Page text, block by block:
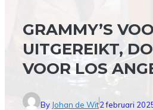
GRAMMY’S
UITGEREIKT,
VOOR LOS
By Johan de Wit2 februari